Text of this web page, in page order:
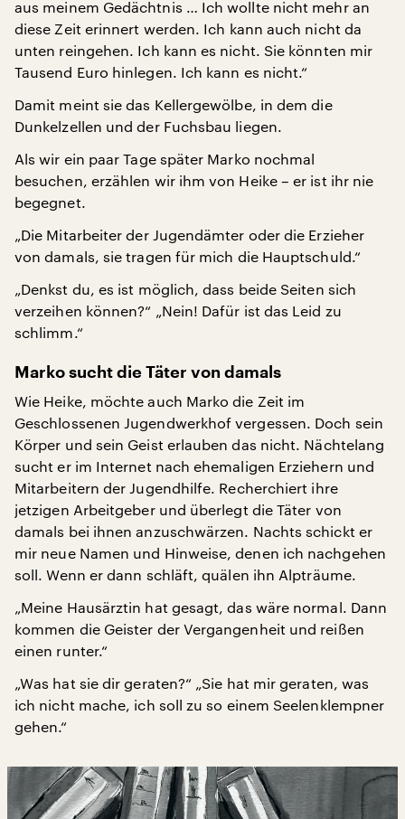
aus meinem Gedächtnis … Ich wollte nicht mehr an
diese Zeit erinnert werden. Ich kann auch nicht da
unten reingehen. Ich kann es nicht. Sie könnten mir
Tausend Euro hinlegen. Ich kann es nicht.“
Damit meint sie das Kellergewölbe, in dem die
Dunkelzellen und der Fuchsbau liegen.
Als wir ein paar Tage später Marko nochmal
besuchen, erzählen wir ihm von Heike – er ist ihr nie
begegnet.
„Die Mitarbeiter der Jugendämter oder die Erzieher
von damals, sie tragen für mich die Hauptschuld.“
„Denkst du, es ist möglich, dass beide Seiten sich
verzeihen können?“ „Nein! Dafür ist das Leid zu
schlimm.“
Marko sucht die Täter von damals
Wie Heike, möchte auch Marko die Zeit im
Geschlossenen Jugendwerkhof vergessen. Doch sein
Körper und sein Geist erlauben das nicht. Nächtelang
sucht er im Internet nach ehemaligen Erziehern und
Mitarbeitern der Jugendhilfe. Recherchiert ihre
jetzigen Arbeitgeber und überlegt die Täter von
damals bei ihnen anzuschwärzen. Nachts schickt er
mir neue Namen und Hinweise, denen ich nachgehen
soll. Wenn er dann schläft, quälen ihn Alpträume.
„Meine Hausärztin hat gesagt, das wäre normal. Dann
kommen die Geister der Vergangenheit und reißen
einen runter.“
„Was hat sie dir geraten?“ „Sie hat mir geraten, was
ich nicht mache, ich soll zu so einem Seelenklempner
gehen.“